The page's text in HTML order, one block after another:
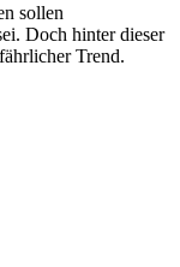
sollen
Doch hinter dieser
Trend.